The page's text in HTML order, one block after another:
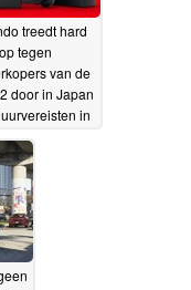
treedt hard
op tegen
van de
door in Japan
in
14-06-2026